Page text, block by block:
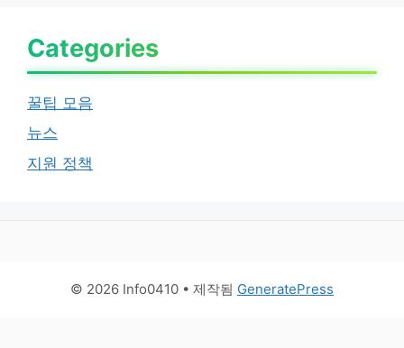
Categories
꿀팁 모음
뉴스
지원 정책
© 2026 Info0410 • 제작됨 GeneratePress